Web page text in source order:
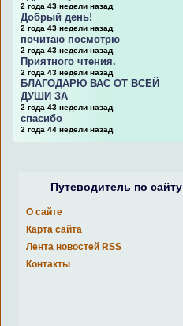
2 года 43 недели назад
Добрый день!
2 года 43 недели назад
почитаю посмотрю
2 года 43 недели назад
Приятного чтения.
2 года 43 недели назад
БЛАГОДАРЮ ВАС ОТ ВСЕЙ
ДУШИ ЗА
2 года 43 недели назад
спасибо
2 года 44 недели назад
Путеводитель по сайту
О сайте
Карта сайта
Лента новостей RSS
Контакты